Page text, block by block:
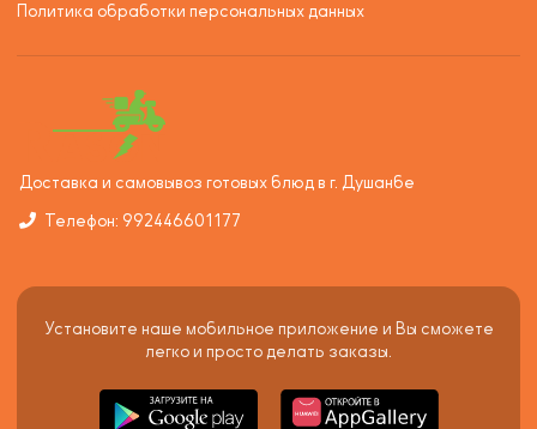
Политика обработки персональных данных
Доставка и самовывоз готовых блюд в г. Душанбе
Телефон: 992446601177
Установите наше мобильное приложение и Вы сможете
легко и просто делать заказы.